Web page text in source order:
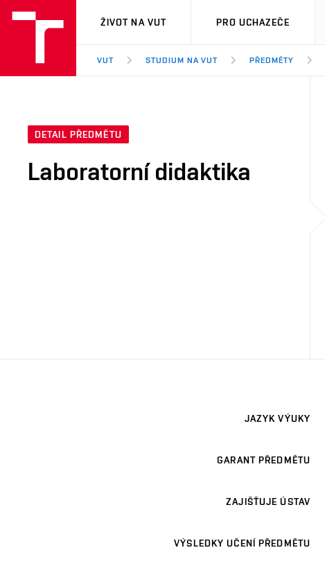
VUT
ŽIVOT NA VUT PRO UCHAZEČE
VUT STUDIUM NA VUT PŘEDMĚTY
DETAIL PŘEDMĚTU
Laboratorní didaktika
JAZYK VÝUKY
GARANT PŘEDMĚTU
ZAJIŠŤUJE ÚSTAV
VÝSLEDKY UČENÍ PŘEDMĚTU